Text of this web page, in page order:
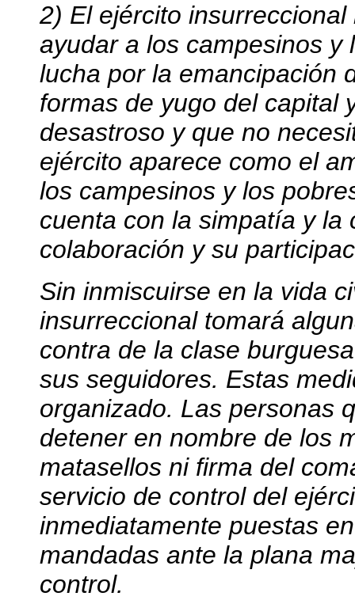
2) El ejército
ayudar a los campesinos
lucha por la emancipación
formas de yugo del capital
desastroso y que no
ejército aparece como el
los campesinos y los
cuenta con la simpatía y la
colaboración y su
Sin inmiscuirse en la vida
insurreccional tomará
contra de la clase
sus seguidores. Estas
organizado. Las personas
detener en nombre de los
matasellos ni firma del
servicio de control del
inmediatamente puestas
mandadas ante la plana
control.